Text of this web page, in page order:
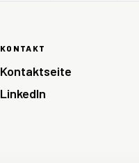
KONTAKT
Kontaktseite
LinkedIn